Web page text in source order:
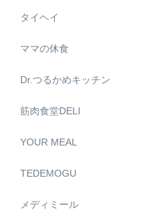
タイヘイ
ママの休食
Dr.つるかめキッチン
筋肉食堂DELI
YOUR MEAL
TEDEMOGU
メディミール